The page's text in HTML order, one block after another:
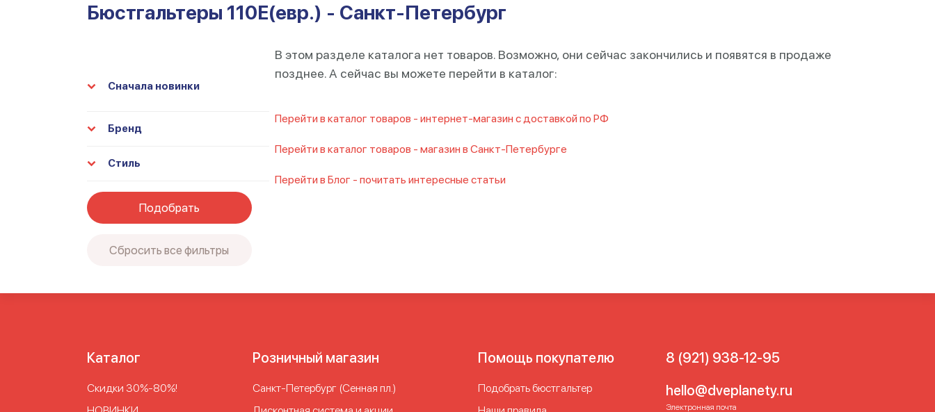
Бюстгальтеры 110E(евр.) - Санкт-Петербург
Сначала новинки
Бренд
Стиль
Подобрать
Сбросить все фильтры
В этом разделе каталога нет товаров. Возможно, они сейчас закончились и появятся в продаже
позднее. А сейчас вы можете перейти в каталог:
Перейти в каталог товаров - интернет-магазин с доставкой по РФ
Перейти в каталог товаров - магазин в Санкт-Петербурге
Перейти в Блог - почитать интересные статьи
Каталог
Скидки 30%-80%!
Розничный магазин
Cанкт-Петербург (Сенная пл.)
Помощь покупателю
Подобрать бюстгальтер
8 (921) 938-12-95
hello@dveplanety.ru
Электронная почта